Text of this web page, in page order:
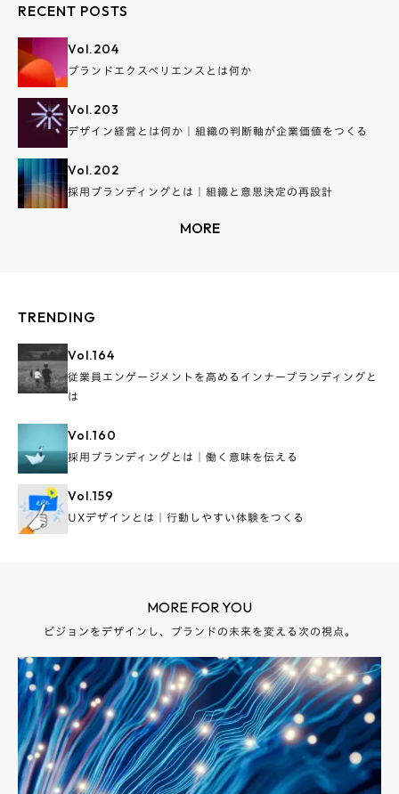
RECENT POSTS
Vol.204
ブランドエクスペリエンスとは何か
Vol.203
デザイン経営とは何か｜組織の判断軸が企業価値をつくる
Vol.202
採用ブランディングとは｜組織と意思決定の再設計
MORE
TRENDING
Vol.164
従業員エンゲージメントを高めるインナーブランディングと
は
Vol.160
採用ブランディングとは｜働く意味を伝える
Vol.159
UXデザインとは｜行動しやすい体験をつくる
MORE FOR YOU
ビジョンをデザインし、ブランドの未来を変える次の視点。